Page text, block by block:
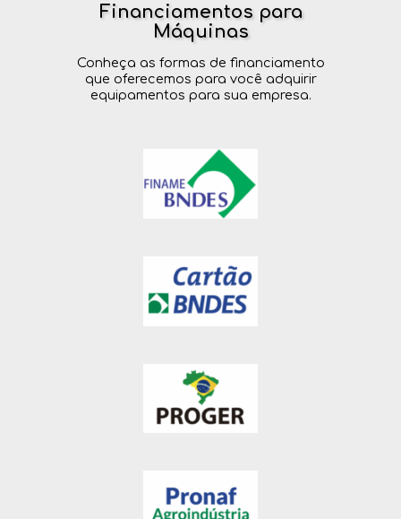
Financiamentos para
Máquinas
Conheça as formas de financiamento
que oferecemos para você adquirir
equipamentos para sua empresa.